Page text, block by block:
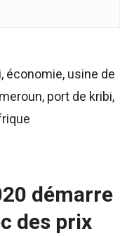
, économie, usine de
, port de kribi,
démarre
des prix